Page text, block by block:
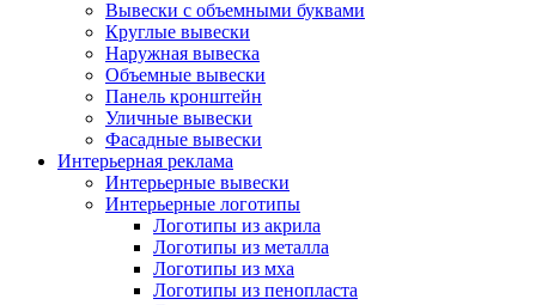
Вывески с объемными буквами
Круглые вывески
Наружная вывеска
Объемные вывески
Панель кронштейн
Уличные вывески
Фасадные вывески
Интерьерная реклама
Интерьерные вывески
Интерьерные логотипы
Логотипы из акрила
Логотипы из металла
Логотипы из мха
Логотипы из пенопласта